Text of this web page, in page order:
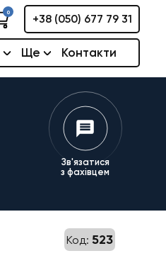
0
+38 (050) 677 79 31
Ще Контакти
Зв'язатися
з фахівцем
Код: 523